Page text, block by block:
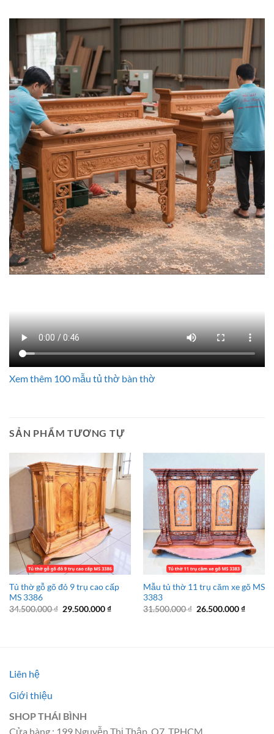
Xem thêm 100 mẫu tủ thờ bàn thờ
SẢN PHẨM TƯƠNG TỰ
Tủ thờ gỗ gõ đỏ 9 trụ cao cấp
MS 3386
34.500.000₫ Giá
29.500.000₫Giá
Mẫu tủ thờ 11 trụ căm xe gõ MS
3383
31.500.000₫ Giá
26.500.000₫Giá
Liên hệ
Giới thiệu
SHOP THÁI BÌNH
Cửa hàng : 199 Nguyễn Thị Thập, Q7, TPHCM.